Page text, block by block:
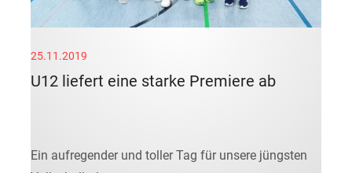
25.11.2019
U12 liefert eine starke Premiere ab
Ein aufregender und toller Tag für unsere jüngsten